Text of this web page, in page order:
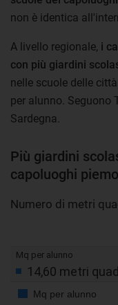
non è identica
A livello regionale, i
con più giardini
nelle scuole delle
per alunno. Seguono
Sardegna.
Più giardini
capoluoghi
Numero di metri